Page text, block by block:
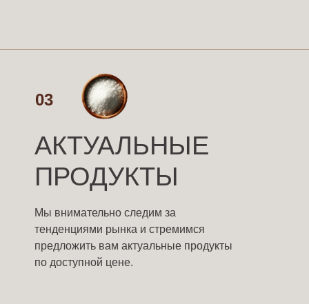
03
АКТУАЛЬНЫЕ
ПРОДУКТЫ
Мы внимательно следим за
тенденциями рынка и стремимся
предложить вам актуальные продукты
по доступной цене.